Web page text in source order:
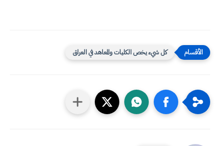
كل شيء يخص الكليات والمعاهد في العراق